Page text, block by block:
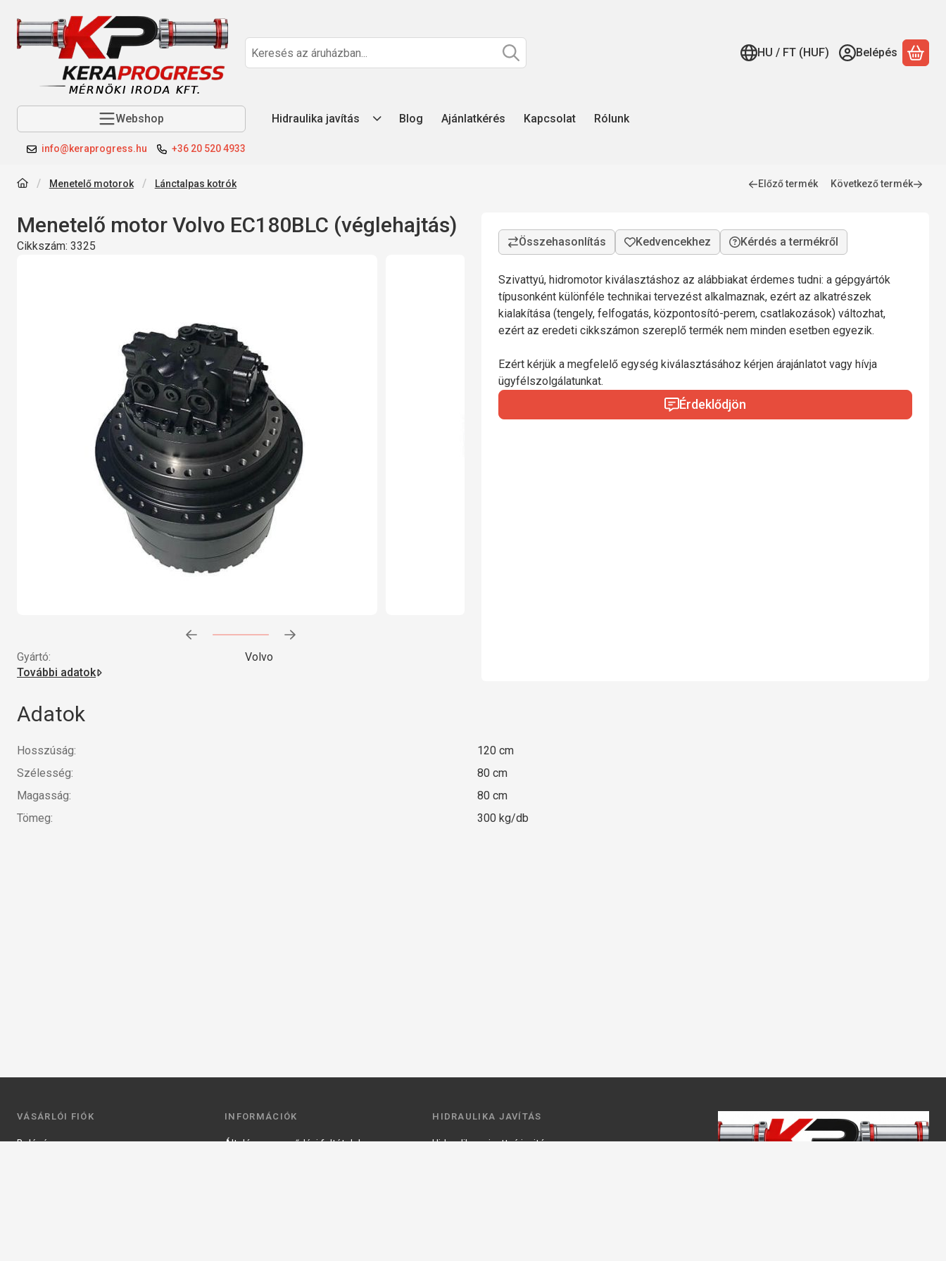
HU / FT (HUF) Belépés A
Webshop Hidraulika javítás Blog Ajánlatkérés Kapcsolat Rólunk
info@keraprogress.hu +36 20 520 4933
Menetelő motorok Lánctalpas kotrók Előző termék Következő termék
Menetelő motor Volvo EC180BLC (véglehajtás)
Cikkszám: 3325
Gyártó:
Volvo
További adatok
Kérdés a termékről
Szivattyú, hidromotor kiválasztáshoz az alábbiakat érdemes tudni: a gépgyártók
típusonként különféle technikai tervezést alkalmaznak, ezért az alkatrészek
kialakítása (tengely, felfogatás, központosító-perem, csatlakozások) változhat,
ezért az eredeti cikkszámon szereplő termék nem minden esetben egyezik.
Ezért kérjük a megfelelő egység kiválasztásához kérjen árajánlatot vagy hívja
ügyfélszolgálatunkat.
Érdeklődjön
Adatok
Hosszúság:
120 cm
Szélesség:
80 cm
Magasság:
80 cm
Tömeg:
300 kg/db
VÁSÁRLÓI FIÓK
Belépés
INFORMÁCIÓK
Általános szerződési feltételek
HIDRAULIKA JAVÍTÁS
Hidraulika szivattyú javitás